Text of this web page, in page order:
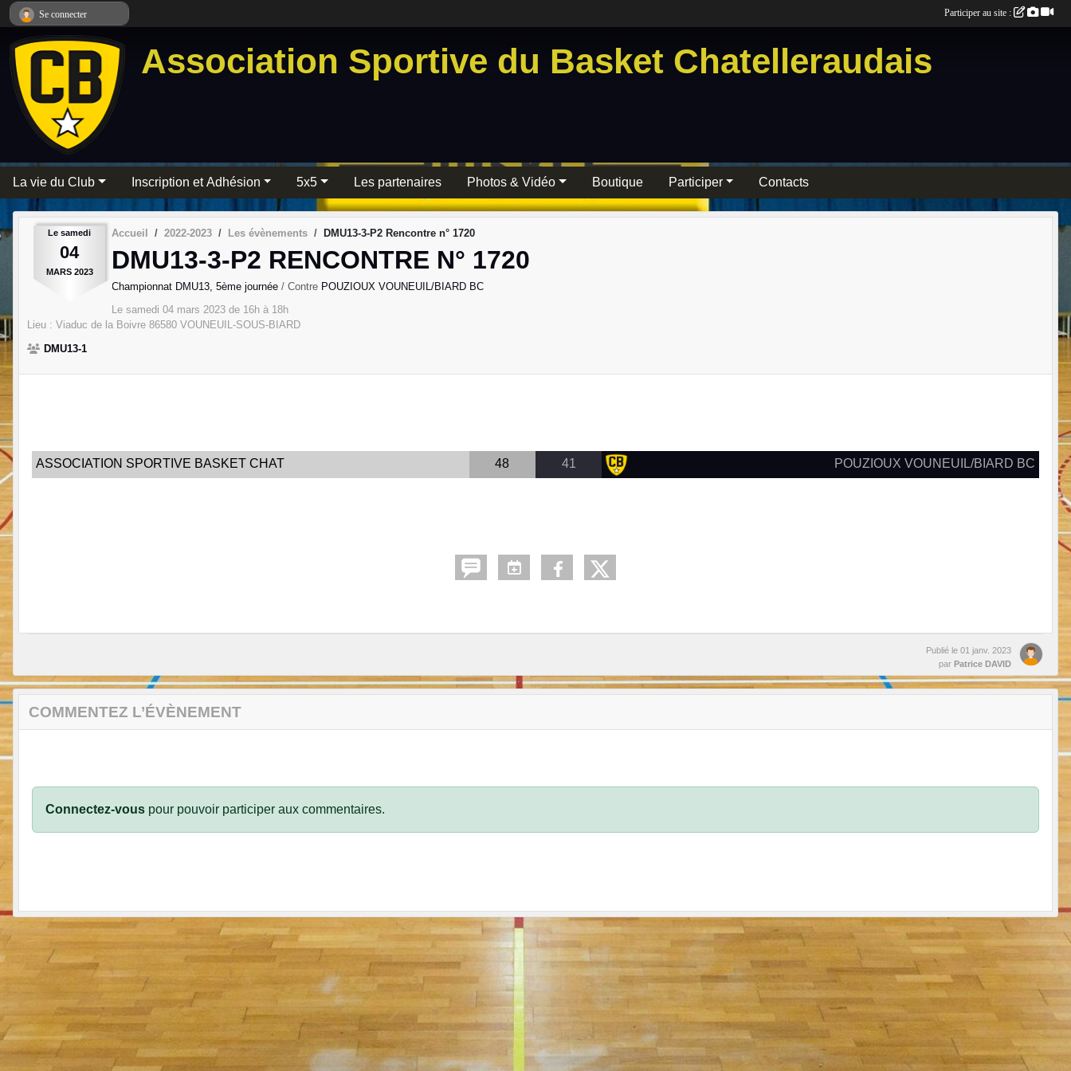
Association Sportive du Basket Chatelleraudais
La vie du Club Inscription et Adhésion 5x5 Les partenaires Photos & Vidéo Boutique Participer Contacts
Le samedi
04
MARS 2023
Accueil 2022-2023 Les évènements DMU13-3-P2 Rencontre n° 1720
DMU13-3-P2 RENCONTRE N° 1720
Championnat DMU13, 5ème journée / Contre POUZIOUX VOUNEUIL/BIARD BC
Le samedi 04 mars 2023 de 16h à 18h
Lieu : Viaduc de la Boivre 86580 VOUNEUIL-SOUS-BIARD
DMU13-1
ASSOCIATION SPORTIVE BASKET CHAT 48 41 POUZIOUX VOUNEUIL/BIARD BC
Publié le 01 janv. 2023
par Patrice DAVID
COMMENTEZ L’ÉVÈNEMENT
Connectez-vous pour pouvoir participer aux commentaires.
Se connecter Participer au site :
Panneau de gestion des cookies